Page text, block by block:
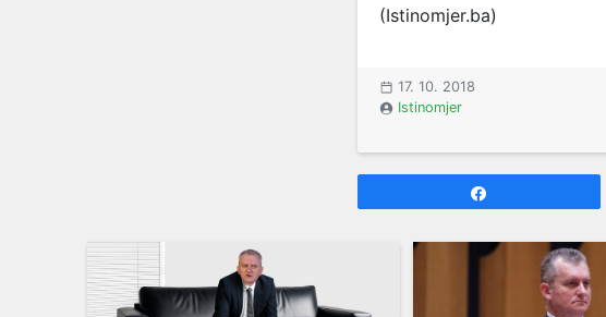
(Istinomjer.ba)
17. 10. 2018
Istinomjer